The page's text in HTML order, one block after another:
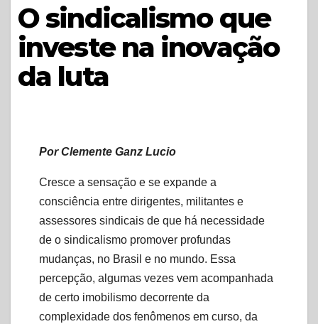
O sindicalismo que
investe na inovação
da luta
Por Clemente Ganz Lucio
Cresce a sensação e se expande a
consciência entre dirigentes, militantes e
assessores sindicais de que há necessidade
de o sindicalismo promover profundas
mudanças, no Brasil e no mundo. Essa
percepção, algumas vezes vem acompanhada
de certo imobilismo decorrente da
complexidade dos fenômenos em curso, da